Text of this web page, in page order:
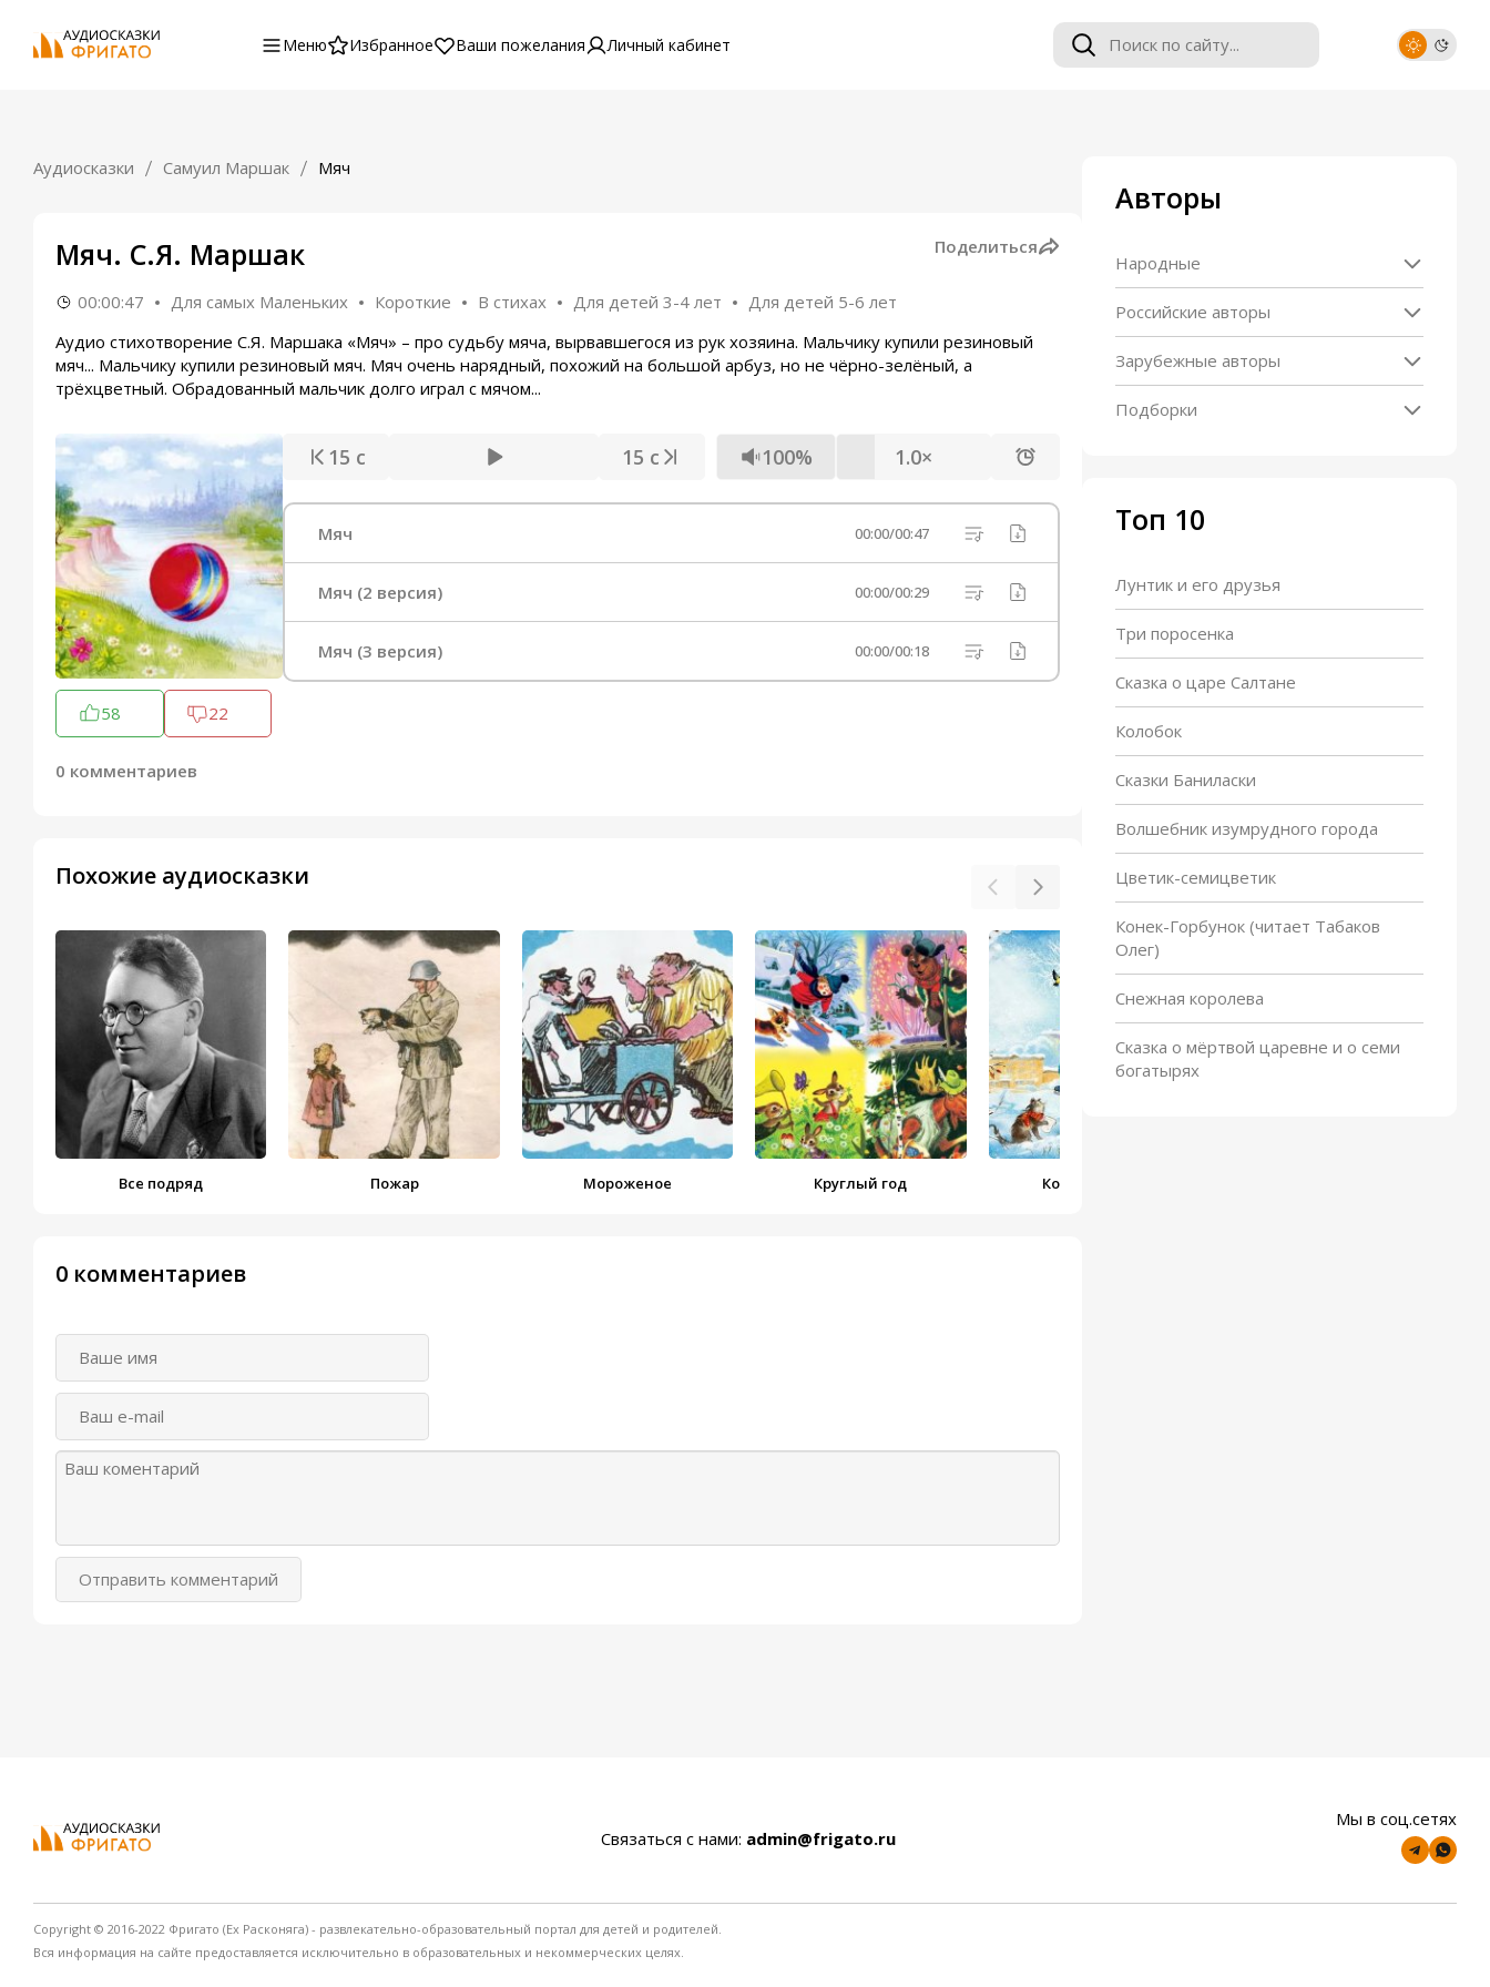
Меню Избранное Ваши пожелания Личный кабинет
Аудиосказки Самуил Маршак Мяч
Мяч. С.Я. Маршак Поделиться
00:00:47 Для самых Маленьких Короткие В стихах Для детей 3-4 лет
Для детей 5-6 лет
Аудио стихотворение С.Я. Маршака «Мяч» – про судьбу мяча, вырвавшегося из рук хозяина. Мальчику купили резиновый
мяч... Мальчику купили резиновый мяч. Мяч очень нарядный, похожий на большой арбуз, но не чёрно-зелёный, а
трёхцветный. Обрадованный мальчик долго играл с мячом...
58 22
0 комментариев
15 с 15 с 100% 1.0×
Мяч 00:00/00:47
Мяч (2 версия) 00:00/00:29
Мяч (3 версия) 00:00/00:18
Похожие аудиосказки
Все подряд Пожар Мороженое Круглый год Кот и лодыри
0 комментариев
Отправить комментарий
Авторы
Народные
Российские авторы
Зарубежные авторы
Подборки
Топ 10
Лунтик и его друзья
Три поросенка
Сказка о царе Салтане
Колобок
Сказки Баниласки
Волшебник изумрудного города
Цветик-семицветик
Конек-Горбунок (читает Табаков
Олег)
Снежная королева
Сказка о мёртвой царевне и о семи
богатырях
Связаться с нами: admin@frigato.ru
Мы в соц.сетях
Copyright © 2016-2022 Фригато (Ex Расконяга) - развлекательно-образовательный портал для детей и родителей.
Вся информация на сайте предоставляется исключительно в образовательных и некоммерческих целях.